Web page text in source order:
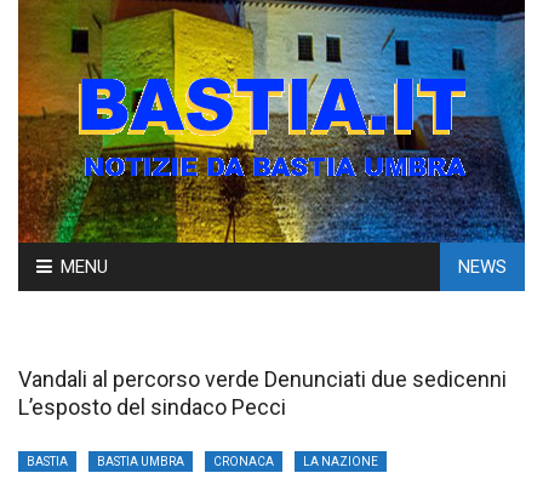
Skip
to
MENU NEWS
Vandali al percorso verde Denunciati due sedicenni
L’esposto del sindaco Pecci
BASTIA BASTIA UMBRA CRONACA LA NAZIONE